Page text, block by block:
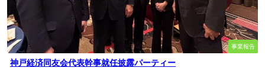
事業報告
神戸経済同友会代表幹事就任披露パーティー